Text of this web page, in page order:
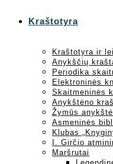
Kraštotyra
Kraštotyra ir
Anykščių
Periodika
Elektroninės
Skaitmeninės
Anykštėno
Žymūs
Asmeninės
Klubas
I. Girčio
Maršrutai